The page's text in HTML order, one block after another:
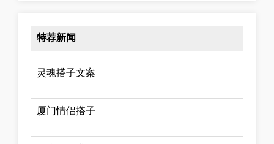
特荐新闻
灵魂搭子文案
厦门情侣搭子